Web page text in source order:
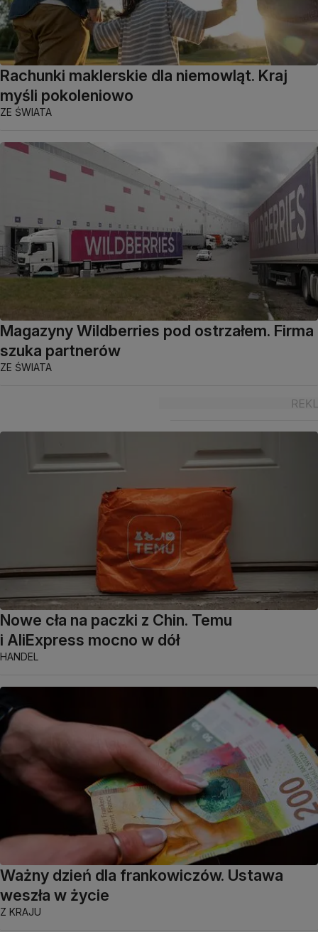
Rachunki maklerskie dla niemowląt. Kraj
myśli pokoleniowo
ZE ŚWIATA
Magazyny Wildberries pod ostrzałem. Firma
szuka partnerów
ZE ŚWIATA
Nowe cła na paczki z Chin. Temu
i AliExpress mocno w dół
HANDEL
Ważny dzień dla frankowiczów. Ustawa
weszła w życie
Z KRAJU